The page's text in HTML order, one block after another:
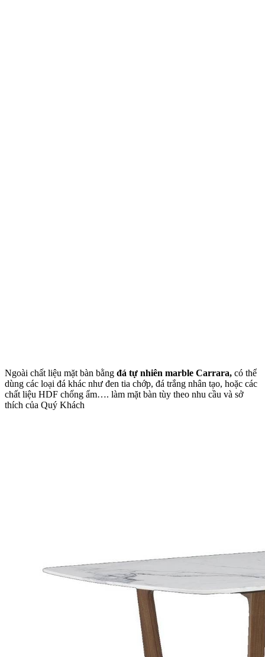
Ngoài chất liệu mặt bàn bằng đá tự nhiên marble Carrara, có thể
dùng các loại đá khác như đen tia chớp, đá trắng nhân tạo, hoặc các
chất liệu HDF chống ẩm…. làm mặt bàn tùy theo nhu cầu và sở
thích của Quý Khách